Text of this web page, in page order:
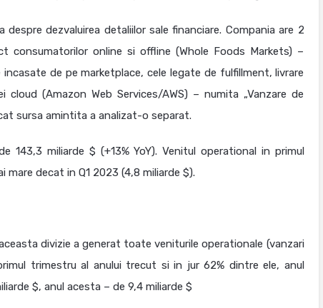
dezvaluirea detaliilor sale financiare. Compania are 2
consumatorilor online si offline (Whole Foods Markets) –
de pe marketplace, cele legate de fulfillment, livrare
(Amazon Web Services/AWS) – numita „Vanzare de
sursa amintita a analizat-o separat.
miliarde $ (+13% YoY). Venitul operational in primul
decat in Q1 2023 (4,8 miliarde $).
divizie a generat toate veniturile operationale (vanzari
trimestru al anului trecut si in jur 62% dintre ele, anul
$, anul acesta – de 9,4 miliarde $